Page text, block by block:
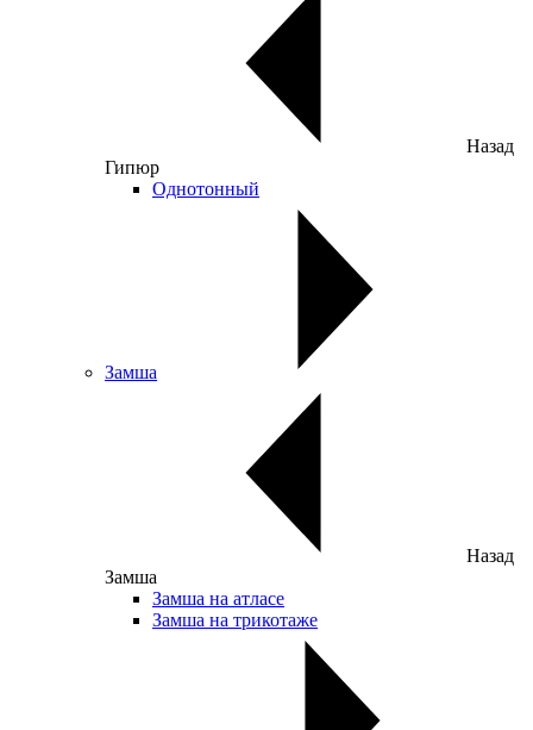
Назад
Гипюр
Однотонный
Замша
Назад
Замша
Замша на атласе
Замша на трикотаже